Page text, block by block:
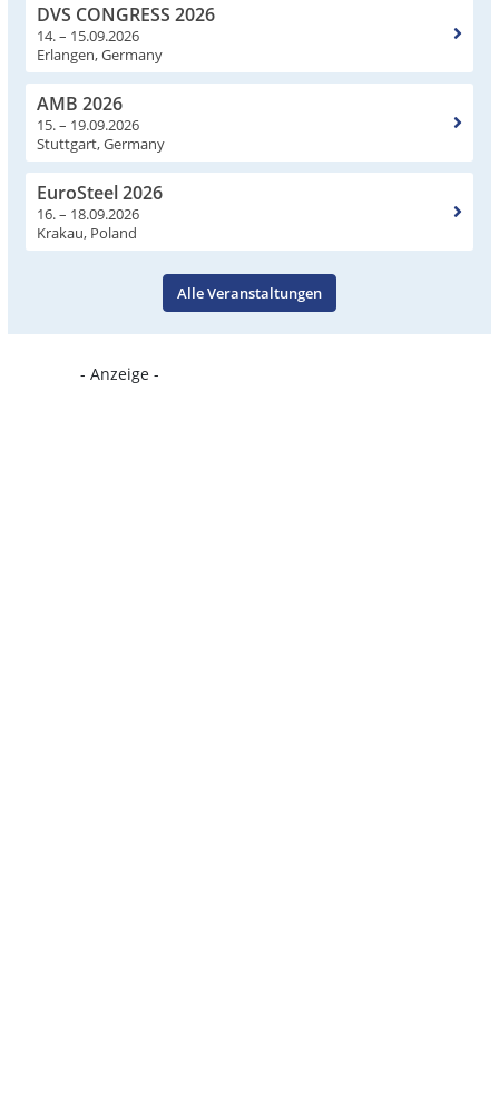
DVS CONGRESS 2026
14. – 15.09.2026
Erlangen, Germany
AMB 2026
15. – 19.09.2026
Stuttgart, Germany
EuroSteel 2026
16. – 18.09.2026
Krakau, Poland
Alle Veranstaltungen
- Anzeige -